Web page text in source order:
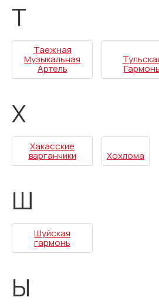
Т
Таежная
Музыкальная
Артель Гармонь
Х
Хакасские
варганчики Хохлома
Ш
Шуйская
гармонь
Ы